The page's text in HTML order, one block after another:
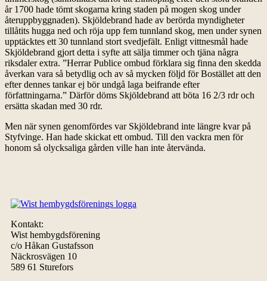
år 1700 hade tömt skogarna kring staden på mogen skog under
återuppbyggnaden). Skjöldebrand hade av berörda myndigheter
tillåtits hugga ned och röja upp fem tunnland skog, men under synen
upptäcktes ett 30 tunnland stort svedjefält. Enligt vittnesmål hade
Skjöldebrand gjort detta i syfte att sälja timmer och tjäna några
riksdaler extra. ”Herrar Publice ombud förklara sig finna den skedda
åverkan vara så betydlig och av så mycken följd för Bostället att den
efter dennes tankar ej bör undgå laga beifrande efter
författningarna.” Därför döms Skjöldebrand att böta 16 2/3 rdr och
ersätta skadan med 30 rdr.
Men när synen genomfördes var Skjöldebrand inte längre kvar på
Styfvinge. Han hade skickat ett ombud. Till den vackra men för
honom så olycksaliga gården ville han inte återvända.
Kontakt:
Wist hembygdsförening
c/o Håkan Gustafsson
Näckrosvägen 10
589 61 Sturefors